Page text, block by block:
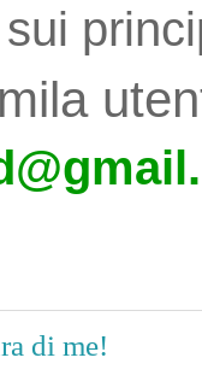
di me!